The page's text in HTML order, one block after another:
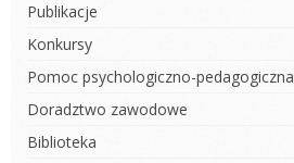
Publikacje
Konkursy
Pomoc psychologiczno-pedagogiczna
Doradztwo zawodowe
Biblioteka